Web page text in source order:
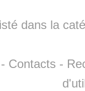
dans la
- Contacts -